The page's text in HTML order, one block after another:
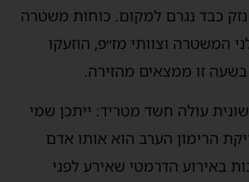
נזק כבד נגרם למקום. כוחות משטרה
המשטרה וצוותי מז״פ, הוזעקו
בשעה זו ממצאים מהזירה.
עולה חשד מטריד: ייתכן שמי
הרימון הערב הוא אותו אדם
באירוע הדרמטי שאירע לפני